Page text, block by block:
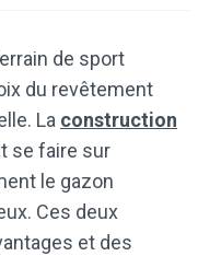
de sport
du revêtement
La construction
se faire sur
le gazon
Ces deux
et des